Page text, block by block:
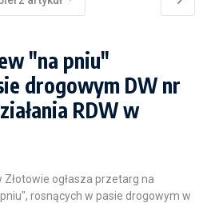
"na pniu"
drogowym DW nr
RDW w
Złotowie ogłasza przetarg na
rosnących w pasie drogowym w